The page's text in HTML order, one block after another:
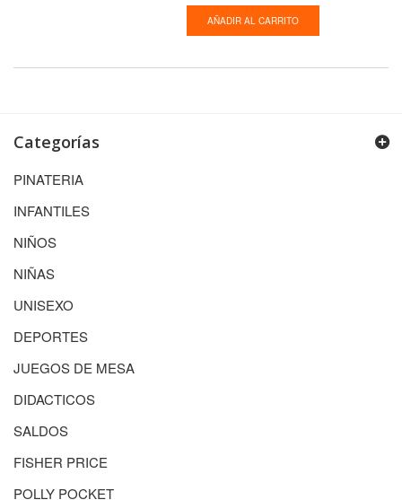
AÑADIR AL CARRITO
Categorías
PINATERIA
INFANTILES
NIÑOS
NIÑAS
UNISEXO
DEPORTES
JUEGOS DE MESA
DIDACTICOS
SALDOS
FISHER PRICE
POLLY POCKET